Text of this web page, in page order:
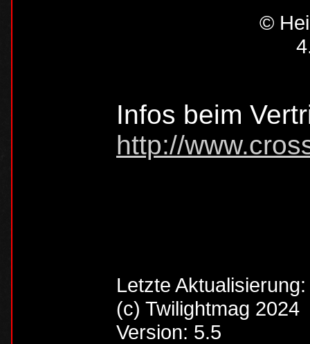
©
Infos beim
http://
Letzte
(c) Twilightmag 2024
Version: 5.5